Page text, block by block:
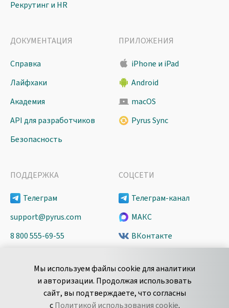
Мы используем файлы cookie для аналитики
и авторизации. Продолжая использовать
сайт, вы подтверждаете, что согласны
сПолитикой использования cookie.
Рекрутинг и HR
ДОКУМЕНТАЦИЯ
Справка
Лайфхаки
Академия
API для разработчиков
Безопасность
ПРИЛОЖЕНИЯ
iPhone и iPad
Android
macOS
Pyrus Sync
ПОДДЕРЖКА
Телеграм
support@pyrus.com
8 800 555-69-55
пн-пт с 9 до 18 часов (Мск)
Сообщить об
уязвимости
СОЦСЕТИ
Телеграм-канал
МАКС
ВКонтакте
Spark
Дзен